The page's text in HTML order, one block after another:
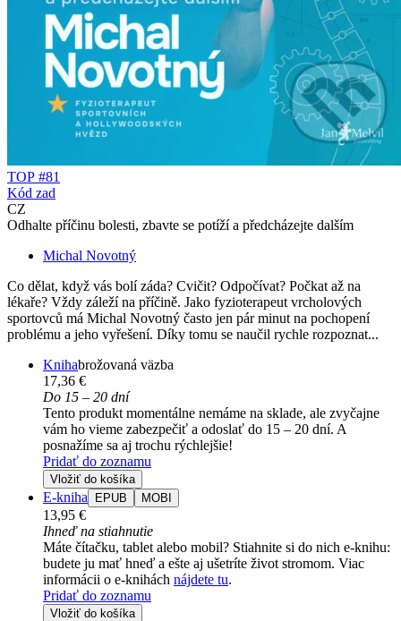
TOP #81
Kód zad
CZ
Odhalte příčinu bolesti, zbavte se potíží a předcházejte dalším
Michal Novotný
Co dělat, když vás bolí záda? Cvičit? Odpočívat? Počkat až na
lékaře? Vždy záleží na příčině. Jako fyzioterapeut vrcholových
sportovců má Michal Novotný často jen pár minut na pochopení
problému a jeho vyřešení. Díky tomu se naučil rychle rozpoznat...
Knihabrožovaná väzba
17,36 €
Do 15 – 20 dní
Tento produkt momentálne nemáme na sklade, ale zvyčajne
vám ho vieme zabezpečiť a odoslať do 15 – 20 dní. A
posnažíme sa aj trochu rýchlejšie!
Pridať do zoznamu
Vložiť do košíka
E-kniha EPUB MOBI
13,95 €
Ihneď na stiahnutie
Máte čítačku, tablet alebo mobil? Stiahnite si do nich e-knihu:
budete ju mať hneď a ešte aj ušetríte život stromom. Viac
informácii o e-knihách nájdete tu.
Pridať do zoznamu
Vložiť do košíka